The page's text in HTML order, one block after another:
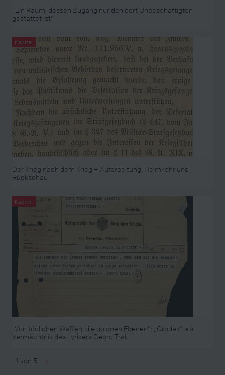
„Ein Raum, dessen Zugang nur den dort Unbeschäftigten
gestattet ist“
Kapitel
Der Krieg nach dem Krieg – Aufarbeitung, Heimkehr und
Rückschau
Kapitel
„Von tödlichen Waffen, die goldnen Ebenen“: „Grodek“ als
Vermächtnis des Lyrikers Georg Trakl
1 von 5 ›